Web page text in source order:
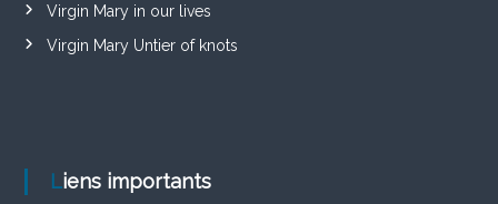
Virgin Mary in our lives
Virgin Mary Untier of knots
Liens importants